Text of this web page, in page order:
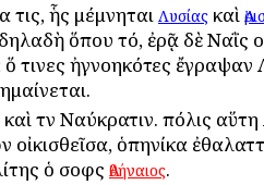
τις, ἧς μέμνηται Λυσίας καὶ
ὅπου τό, ἐρᾷ δὲ Ναῒς
τινες ἠγνοηκότες ἔγραψαν
τὸν Ναύκρατιν. πόλις
οἰκισθεῖσα, ὁπηνίκα
ὁ σοφὸς Ἀθήναιος.